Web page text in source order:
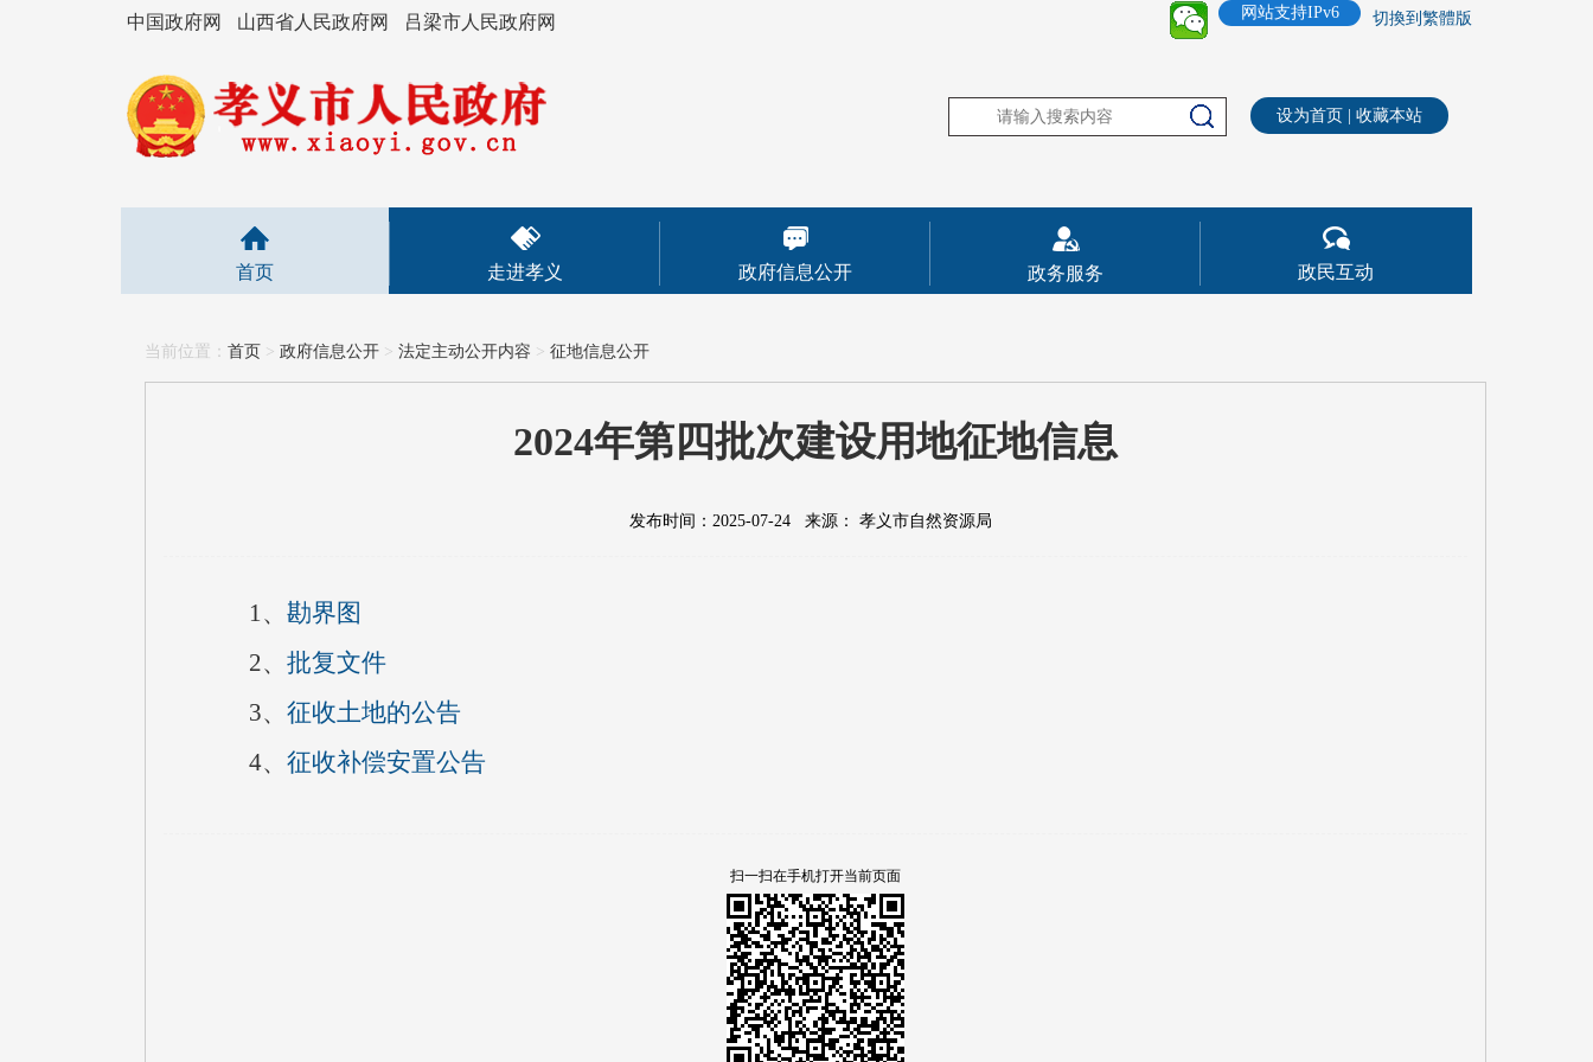
中国政府网 山西省人民政府网 吕梁市人民政府网 切換到繁體版
网站支持IPv6
设为首页 收藏本站
首页 走进孝义 政府信息公开 政务服务 政民互动
当前位置： 首页 > 政府信息公开 > 法定主动公开内容 > 征地信息公开
2024年第四批次建设用地征地信息
发布时间：2025-07-24 来源： 孝义市自然资源局
1、 勘界图
2、 批复文件
3、 征收土地的公告
4、 征收补偿安置公告
扫一扫在手机打开当前页面